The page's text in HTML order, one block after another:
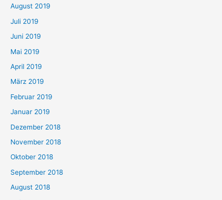
August 2019
Juli 2019
Juni 2019
Mai 2019
April 2019
März 2019
Februar 2019
Januar 2019
Dezember 2018
November 2018
Oktober 2018
September 2018
August 2018